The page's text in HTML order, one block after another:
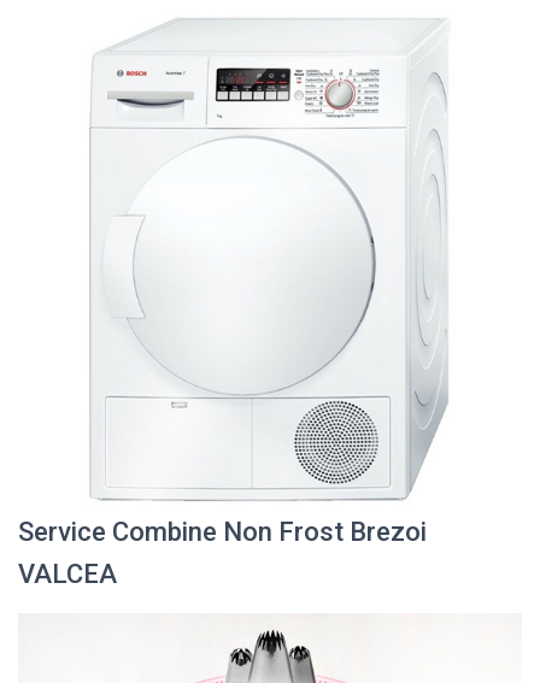
Service Combine Non Frost Brezoi
VALCEA